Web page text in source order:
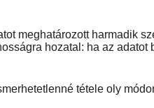
meghatározott harmadik
hozatal: ha az adatot
tétele oly